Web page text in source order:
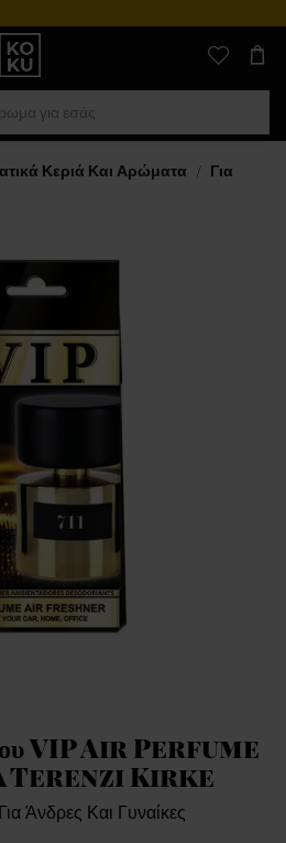
Κεριά Και Αρώματα
Για
VIP Air Perfume
Terenzi Kirke
Άνδρες Και Γυναίκες